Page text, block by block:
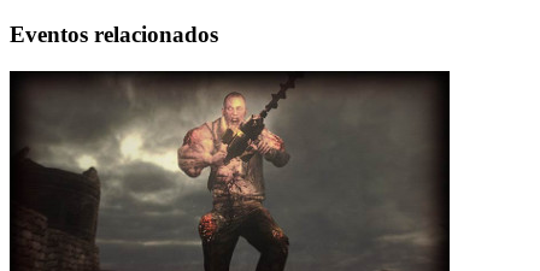
Eventos relacionados